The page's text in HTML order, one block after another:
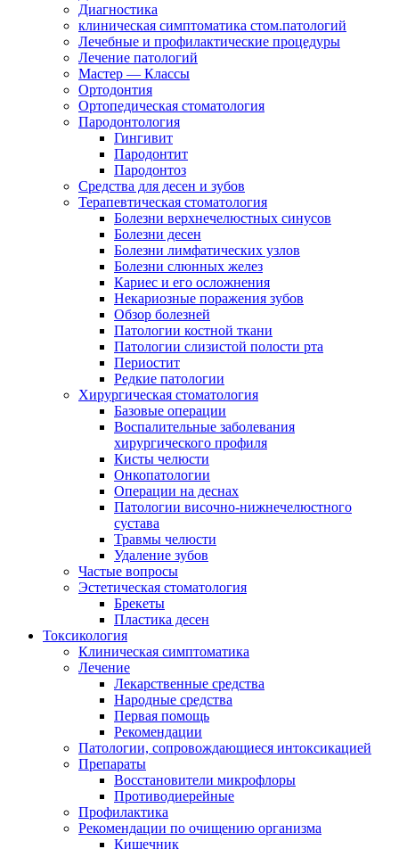
Диагностика
клиническая симптоматика стом.патологий
Лечебные и профилактические процедуры
Лечение патологий
Мастер — Классы
Ортодонтия
Ортопедическая стоматология
Пародонтология
Гингивит
Пародонтит
Пародонтоз
Средства для десен и зубов
Терапевтическая стоматология
Болезни верхнечелюстных синусов
Болезни десен
Болезни лимфатических узлов
Болезни слюнных желез
Кариес и его осложнения
Некариозные поражения зубов
Обзор болезней
Патологии костной ткани
Патологии слизистой полости рта
Периостит
Редкие патологии
Хирургическая стоматология
Базовые операции
Воспалительные заболевания
хирургического профиля
Кисты челюсти
Онкопатологии
Операции на деснах
Патологии височно-нижнечелюстного
сустава
Травмы челюсти
Удаление зубов
Частые вопросы
Эстетическая стоматология
Брекеты
Пластика десен
Токсикология
Клиническая симптоматика
Лечение
Лекарственные средства
Народные средства
Первая помощь
Рекомендации
Патологии, сопровождающиеся интоксикацией
Препараты
Восстановители микрофлоры
Противодиерейные
Профилактика
Рекомендации по очищению организма
Кишечник